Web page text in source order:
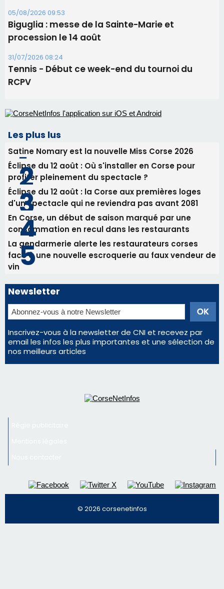
05/08/2026 09:53
Biguglia : messe de la Sainte-Marie et
procession le 14 août
31/07/2026 08:24
Tennis - Début ce week-end du tournoi du
RCPV
Les plus lus
Satine Nomary est la nouvelle Miss Corse 2026
Éclipse du 12 août : Où s'installer en Corse pour
profiter pleinement du spectacle ?
Éclipse du 12 août : la Corse aux premières loges
d'un spectacle qui ne reviendra pas avant 2081
En Corse, un début de saison marqué par une
consommation en recul dans les restaurants
La gendarmerie alerte les restaurateurs corses
face à une nouvelle escroquerie au faux vendeur de
vin
Newsletter
Inscrivez-vous à la newsletter de CNI et recevez par
email les infos les plus importantes et une sélection de
nos meilleurs articles
© 2026 corsenetinfos